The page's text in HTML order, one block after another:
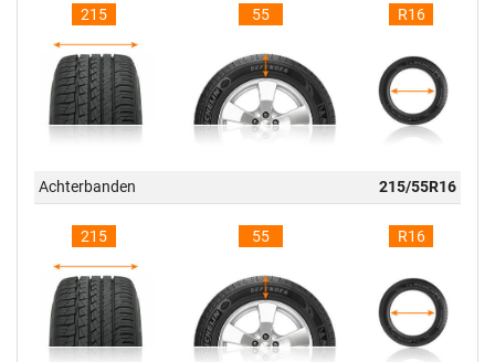
215 55 R16
Achterbanden 215/55R16
215 55 R16